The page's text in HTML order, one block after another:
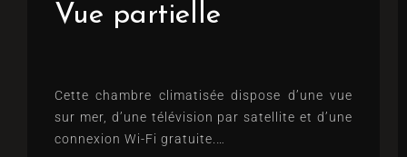
Vue partielle
Cette chambre climatisée dispose d’une vue
sur mer, d’une télévision par satellite et d’une
connexion Wi-Fi gratuite.